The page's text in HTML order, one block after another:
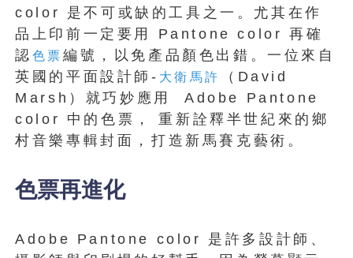
color 是不可或缺的工具之一。尤其在作
品上印前一定要用 Pantone color 再確
認 色票 編號，以免產品顏色出錯。一位來自
英國的平面設計師- 大衛馬許
（David
Marsh）就巧妙應用 Adobe Pantone
color 中的色票， 重新詮釋半世紀來的鄉
村音樂專輯封面，打造新馬賽克藝術。
色票再進化
Adobe Pantone color 是許多設計師、